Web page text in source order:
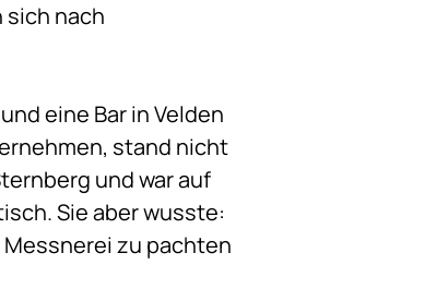
sich nach
eine Bar in Velden
stand nicht
und war auf
Sie aber wusste:
Messnerei zu pachten